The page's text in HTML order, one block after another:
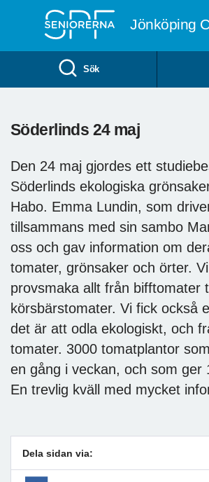
Jönköping
Sök
Söderlinds 24 maj
Den 24 maj gjordes ett
Söderlinds ekologiska
Habo. Emma Lundin, som
tillsammans med sin sambo
oss och gav information om
tomater, grönsaker och örter.
provsmaka allt från bifftomater
körsbärstomater. Vi fick också
det är att odla ekologiskt, och
tomater. 3000 tomatplantor
en gång i veckan, och som ger
En trevlig kväll med mycket
Dela sidan via: